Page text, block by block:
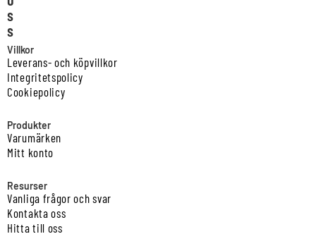
s
s
Villkor
Leverans- och köpvillkor
Integritetspolicy
Cookiepolicy
Produkter
Varumärken
Mitt konto
Resurser
Vanliga frågor och svar
Kontakta oss
Hitta till oss